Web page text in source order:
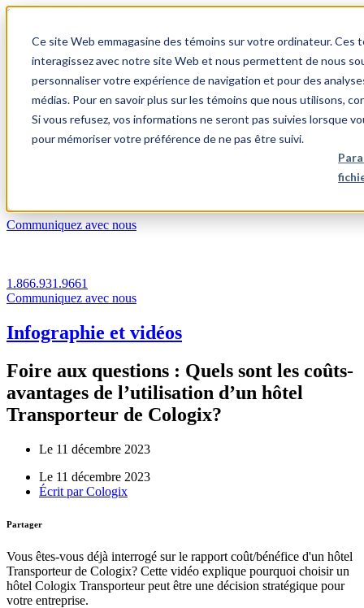
Ce site Web emmagasine des témoins sur votre ordinateur.
interagissez avec notre site Web et nous permettent de nous
personnaliser votre expérience de navigation et pour des
médias. Pour en savoir plus sur les témoins que nous utilisons,
Si vous refusez, vos informations ne seront pas suivies lorsque
pour mémoriser votre préférence de ne pas être suivi.
1.866.931.9661
Login
FR
Communiquez avec nous
1.866.931.9661
Communiquez avec nous
Infographie et vidéos
Foire aux questions : Quels sont les coûts-
avantages de l’utilisation d’un hôtel
Transporteur de Cologix?
Le 11 décembre 2023
Le 11 décembre 2023
Écrit parCologix
Partager
Vous êtes-vous déjà interrogé sur le rapport coût/bénéfice d'un hôtel
Transporteur de Cologix? Cette vidéo explique pourquoi choisir un
hôtel Cologix Transporteur peut être une décision stratégique pour
votre entreprise.